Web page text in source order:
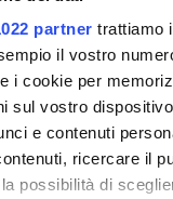
partner trattiamo
il vostro
i cookie per
sul vostro
e contenuti
ricercare il
possibilità di